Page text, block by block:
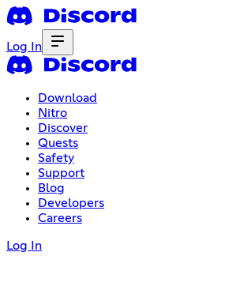
Log In
Download
Nitro
Discover
Quests
Safety
Support
Blog
Developers
Careers
Log In